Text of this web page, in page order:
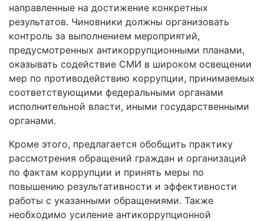
направленные на достижение конкретных
результатов. Чиновники должны организовать
контроль за выполнением мероприятий,
предусмотренных антикоррупционными планами,
оказывать содействие СМИ в широком освещении
мер по противодействию коррупции, принимаемых
соответствующими федеральными органами
исполнительной власти, иными государственными
органами.
Кроме этого, предлагается обобщить практику
рассмотрения обращений граждан и организаций
по фактам коррупции и принять меры по
повышению результативности и эффективности
работы с указанными обращениями. Также
необходимо усиление антикоррупционной